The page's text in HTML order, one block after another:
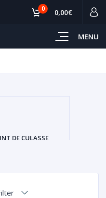
MENU
0 0,00€
DE CULASSE